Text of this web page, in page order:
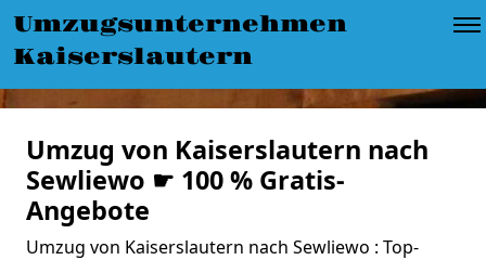
Umzugsunternehmen
Kaiserslautern
Umzug von Kaiserslautern nach
Sewliewo ☛ 100 % Gratis-
Angebote
Umzug von Kaiserslautern nach Sewliewo : Top-